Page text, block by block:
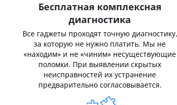
Бесплатная комплексная
диагностика
Все гаджеты проходят точную диагностику,
за которую не нужно платить. Мы не
«находим» и не «чиним» несуществующие
поломки. При выявлении скрытых
неисправностей их устранение
предварительно согласовывается.